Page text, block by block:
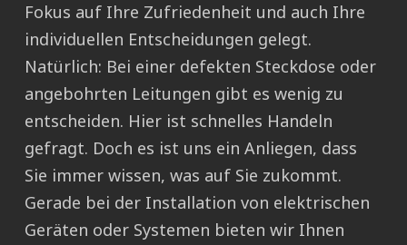
Fokus auf Ihre Zufriedenheit und auch Ihre
individuellen Entscheidungen gelegt.
Natürlich: Bei einer defekten Steckdose oder
angebohrten Leitungen gibt es wenig zu
entscheiden. Hier ist schnelles Handeln
gefragt. Doch es ist uns ein Anliegen, dass
Sie immer wissen, was auf Sie zukommt.
Gerade bei der Installation von elektrischen
Geräten oder Systemen bieten wir Ihnen